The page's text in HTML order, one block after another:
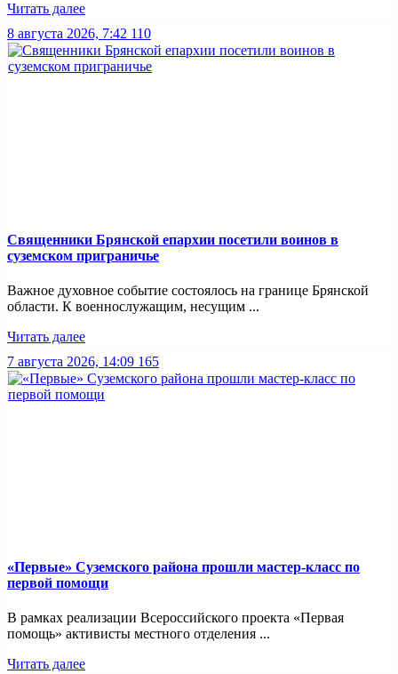
Читать далее
8 августа 2026, 7:42 110
Священники Брянской епархии посетили воинов в
суземском приграничье
Важное духовное событие состоялось на границе Брянской
области. К военнослужащим, несущим ...
Читать далее
7 августа 2026, 14:09 165
«Первые» Суземского района прошли мастер-класс по
первой помощи
В рамках реализации Всероссийского проекта «Первая
помощь» активисты местного отделения ...
Читать далее